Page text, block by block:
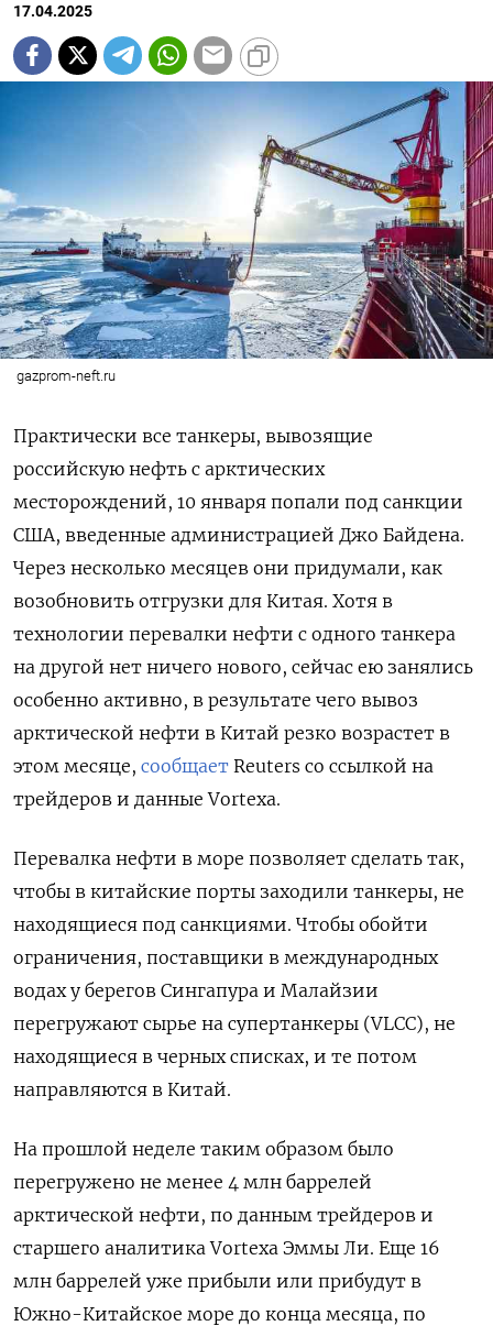
17.04.2025
gazprom-neft.ru
Практически все танкеры, вывозящие
российскую нефть с арктических
месторождений, 10 января попали под санкции
США, введенные администрацией Джо Байдена.
Через несколько месяцев они придумали, как
возобновить отгрузки для Китая. Хотя в
технологии перевалки нефти с одного танкера
на другой нет ничего нового, сейчас ею занялись
особенно активно, в результате чего вывоз
арктической нефти в Китай резко возрастет в
этом месяце, сообщает Reuters со ссылкой на
трейдеров и данные Vortexa.
Перевалка нефти в море позволяет сделать так,
чтобы в китайские порты заходили танкеры, не
находящиеся под санкциями. Чтобы обойти
ограничения, поставщики в международных
водах у берегов Сингапура и Малайзии
перегружают сырье на супертанкеры (VLCC), не
находящиеся в черных списках, и те потом
направляются в Китай.
На прошлой неделе таким образом было
перегружено не менее 4 млн баррелей
арктической нефти, по данным трейдеров и
старшего аналитика Vortexa Эммы Ли. Еще 16
млн баррелей уже прибыли или прибудут в
Южно-Китайское море до конца месяца, по